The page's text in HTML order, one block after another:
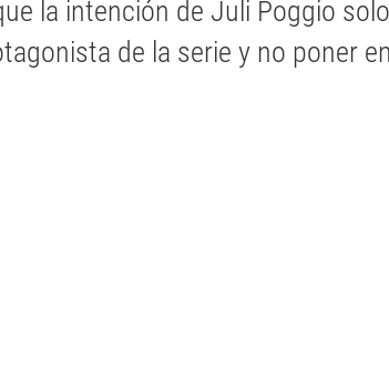
la intención de Juli Poggio
de la serie y no poner